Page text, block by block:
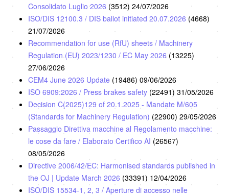
Consolidato Luglio 2026 (3512) 24/07/2026
ISO/DIS 12100.3 / DIS ballot initiated 20.07.2026 (4668)
21/07/2026
Recommendation for use (RfU) sheets / Machinery
Regulation (EU) 2023/1230 / EC May 2026 (13225)
27/06/2026
CEM4 June 2026 Update (19486) 09/06/2026
ISO 6909:2026 / Press brakes safety (22491) 31/05/2026
Decision C(2025)129 of 20.1.2025 - Mandate M/605
(Standards for Machinery Regulation) (22900) 29/05/2026
Passaggio Direttiva macchine al Regolamento macchine:
le cose da fare / Elaborato Certifico AI (26567)
08/05/2026
Directive 2006/42/EC: Harmonised standards published in
the OJ | Update March 2026 (33391) 12/04/2026
ISO/DIS 15534-1, 2, 3 / Aperture di accesso nelle